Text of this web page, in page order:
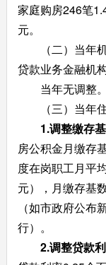
家庭购房246笔
元。
（二）当年机
贷款业务金融机
当年无调整。
（三）当年住
1.调整缴存基
房公积金月缴存
度在岗职工月平
元），月缴存基
（如市政府公布
行）。
2.调整贷款利